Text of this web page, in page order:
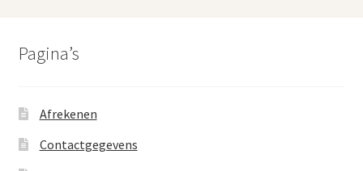
Pagina’s
Afrekenen
Contactgegevens